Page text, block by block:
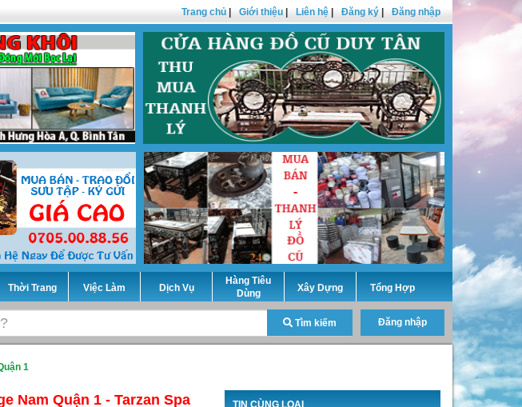
Trang chủ Giới thiệu Liên hệ Đăng ký Đăng nhập
Thời Trang Việc Làm Dịch Vụ
Hàng Tiêu
Dùng
Xây Dựng Tổng Hợp
Tìm kiếm Đăng nhập
1
Nam Quận 1 - Tarzan Spa
TIN CÙNG LOẠI